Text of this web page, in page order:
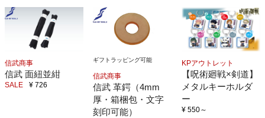
信武商事
信武 面紐並紺
SALE ¥ 726
ギフトラッピング可能
信武商事
信武 革鍔（4mm
厚・箱梱包・文字
刻印可能）
KPアウトレット
【呪術廻戦×剣道】
メタルキーホルダ
ー
¥ 550～